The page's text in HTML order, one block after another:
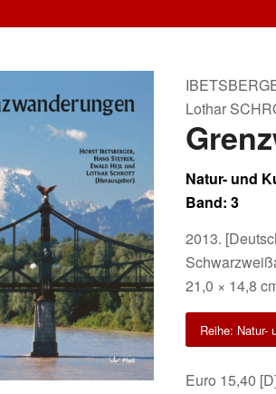
Lothar
Natur- und
Band: 3
2013.
21,0 × 14,8
Reihe: Natur-
Euro 15,40